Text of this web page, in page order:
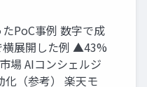
PoC事例 数字で成
横展開した例 ▲43%
場 AIコンシェルジ
化（参考） 楽天モ